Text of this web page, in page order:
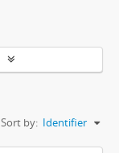
Sort by: Identifier